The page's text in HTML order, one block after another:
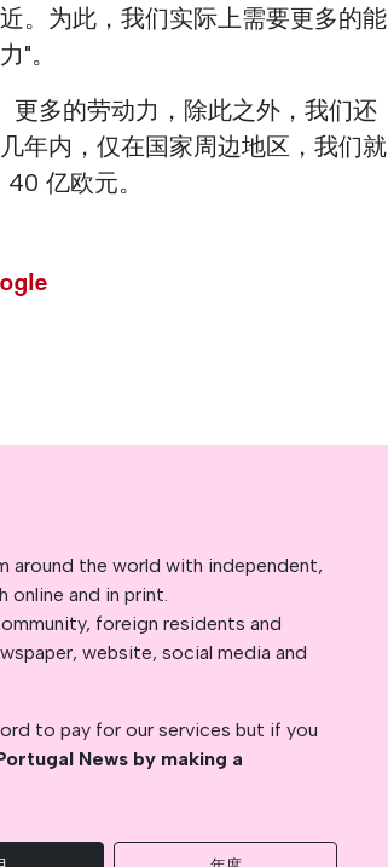
。为此，我们实际上需要更多的能
"。
更多的劳动力，除此之外，我们还
年内，仅在国家周边地区，我们就
亿欧元。
around the world with independent,
online and in print.
foreign residents and
website, social media and
to pay for our services but if you
News by making a